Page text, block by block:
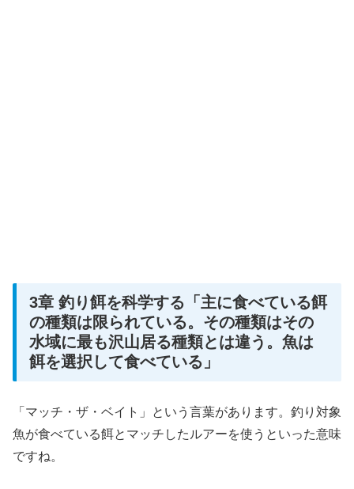
3章 釣り餌を科学する「主に食べている餌
の種類は限られている。その種類はその
水域に最も沢山居る種類とは違う。魚は
餌を選択して食べている」
「マッチ・ザ・ベイト」という言葉があります。釣り対象
魚が食べている餌とマッチしたルアーを使うといった意味
ですね。